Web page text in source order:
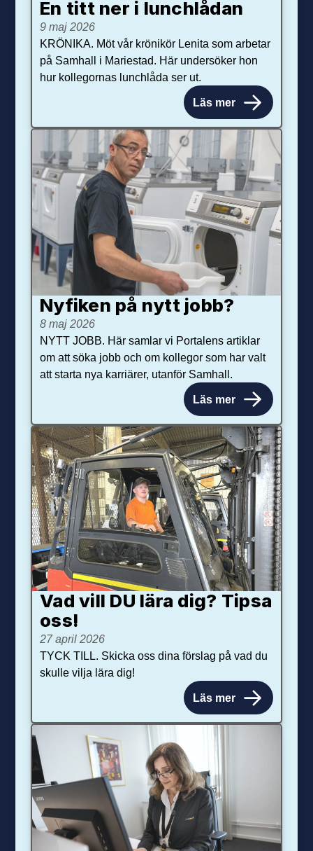
En titt ner i lunchlådan
9 maj 2026
KRÖNIKA. Möt vår krönikör Lenita som arbetar
på Samhall i Mariestad. Här undersöker hon
hur kollegornas lunchlåda ser ut.
Läs mer
Nyfiken på nytt jobb?
8 maj 2026
NYTT JOBB. Här samlar vi Portalens artiklar
om att söka jobb och om kollegor som har valt
att starta nya karriärer, utanför Samhall.
Läs mer
Vad vill DU lära dig? Tipsa
oss!
27 april 2026
TYCK TILL. Skicka oss dina förslag på vad du
skulle vilja lära dig!
Läs mer